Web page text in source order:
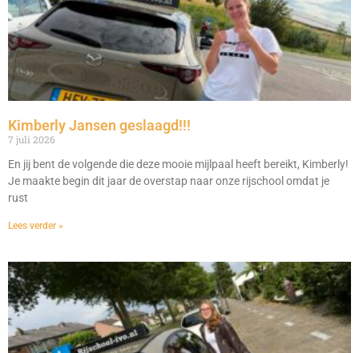
Kimberly Jansen geslaagd!!!
7 juli 2026
En jij bent de volgende die deze mooie mijlpaal heeft bereikt, Kimberly!
Je maakte begin dit jaar de overstap naar onze rijschool omdat je
rust
Lees verder »